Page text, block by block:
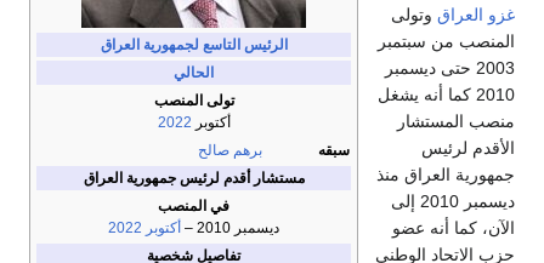
الرئيس التاسع لجمهورية العراق
الحالي
تولى المنصب
أكتوبر 2022
سبقه
برهم صالح
مستشار أقدم لرئيس جمهورية العراق
في المنصب
ديسمبر 2010 –
أكتوبر 2022
تفاصيل شخصية
غزو العراق وتولى
المنصب من سبتمبر
2003 حتى ديسمبر
2010 كما أنه يشغل
منصب المستشار
الأقدم لرئيس
جمهورية العراق منذ
ديسمبر 2010 إلى
الآن، كما أنه عضو
حزب الاتحاد الوطني